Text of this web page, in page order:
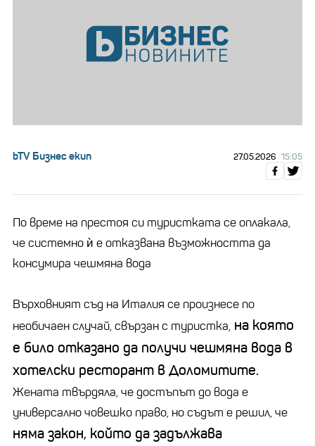
bTV Бизнес екип 27.05.2026 15:05
По време на престоя си туристката се оплакала,
че системно ѝ е отказвана възможността да
консумира чешмяна вода
Върховният съд на Италия се произнесе по
необичаен случай, свързан с туристка, на която
е било отказано да получи чешмяна вода в
хотелски ресторант в Доломитите.
Жената твърдяла, че достъпът до вода е
универсално човешко право, но съдът е решил, че
няма закон, който да задължава